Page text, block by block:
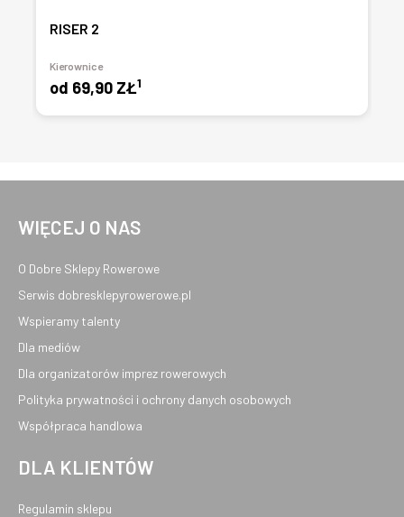
RISER 2
Kierownice
od 69,90 ZŁ1
WIĘCEJ O NAS
O Dobre Sklepy Rowerowe
Serwis dobresklepyrowerowe.pl
Wspieramy talenty
Dla mediów
Dla organizatorów imprez rowerowych
Polityka prywatności i ochrony danych osobowych
Współpraca handlowa
DLA KLIENTÓW
Regulamin sklepu